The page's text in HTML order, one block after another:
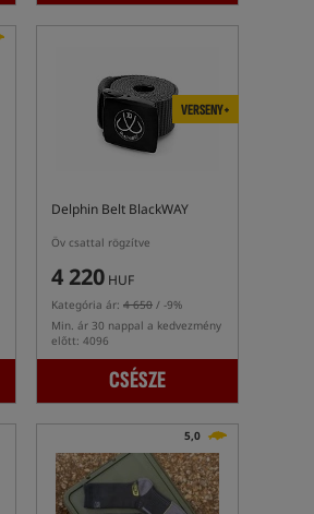
VERSENY+
Delphin Belt BlackWAY
Öv csattal rögzítve
4 220 HUF
Kategória ár: 4 650 / -9%
Min. ár 30 nappal a kedvezmény
előtt: 4096
CSÉSZE
5,0